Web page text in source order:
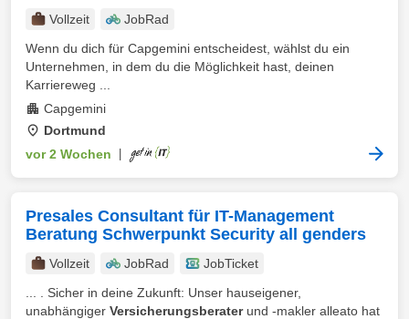
Vollzeit
JobRad
Wenn du dich für Capgemini entscheidest, wählst du ein
Unternehmen, in dem du die Möglichkeit hast, deinen
Karriereweg ...
Capgemini
Dortmund
vor 2 Wochen
Presales Consultant für IT-Management
Beratung Schwerpunkt Security all genders
Vollzeit JobRad
JobTicket
... . Sicher in deine Zukunft: Unser hauseigener,
unabhängiger Versicherungsberaterund -makler alleato hat